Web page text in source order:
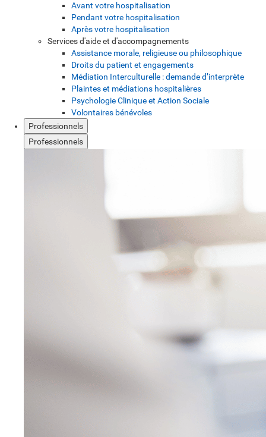
Avant votre hospitalisation
Pendant votre hospitalisation
Après votre hospitalisation
Services d'aide et d'accompagnements
Assistance morale, religieuse ou philosophique
Droits du patient et engagements
Médiation Interculturelle : demande d’interprète
Plaintes et médiations hospitalières
Psychologie Clinique et Action Sociale
Volontaires bénévoles
Professionnels
Professionnels